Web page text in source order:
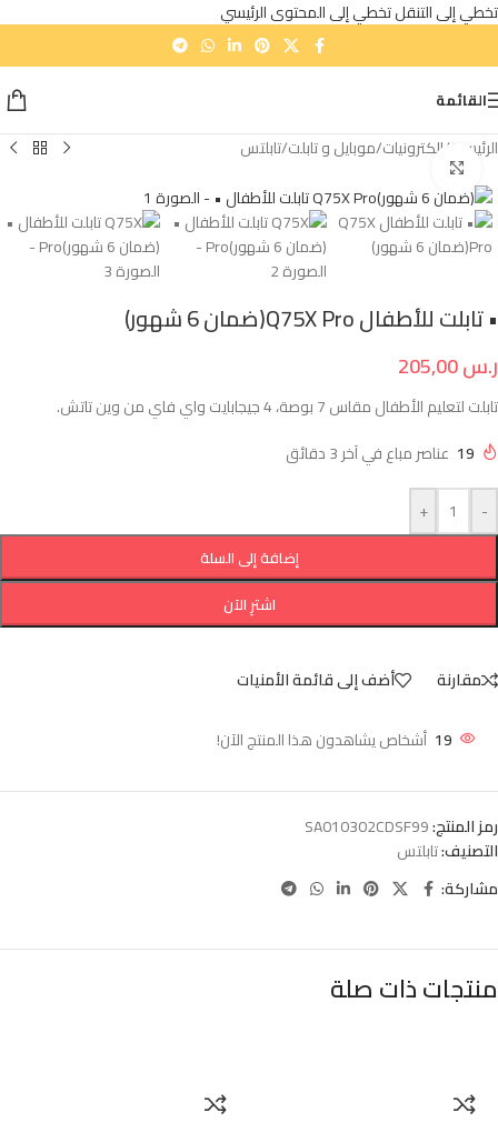
تخطي إلى التنقلتخطي إلى المحتوى الرئيسي
القائمة
الرئيسية/إلكترونيات/موبايل و تابلت/تابلتس
• تابلت للأطفال Q75X Pro(ضمان 6 شهور)
ر.س
تابلت لتعليم الأطفال مقاس 7 بوصة، 4 جيجابايت واي فاي من وين تاتش.
19 عناصر مباع في آخر 3 دقائق
-
+
إضافة إلى السلة
اشترِ الآن
مقارنة أضف إلى قائمة الأمنيات
19 أشخاص يشاهدون هذا المنتج الآن!
رمز المنتج:SA010302CDSF99
التصنيف:تابلتس
مشاركة:
منتجات ذات صلة